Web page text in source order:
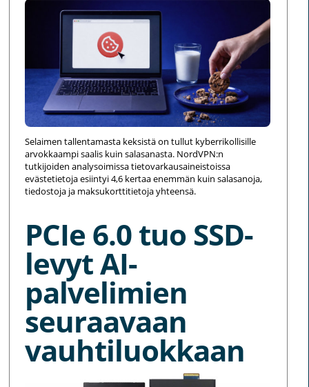
Selaimen tallentamasta keksistä on tullut kyberrikollisille
arvokkaampi saalis kuin salasanasta. NordVPN:n
tutkijoiden analysoimissa tietovarkausaineistoissa
evästetietoja esiintyi 4,6 kertaa enemmän kuin salasanoja,
tiedostoja ja maksukorttitietoja yhteensä.
PCIe 6.0 tuo SSD-
levyt AI-
palvelimien
seuraavaan
vauhtiluokkaan